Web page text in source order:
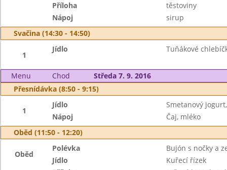
Příloha
těstoviny
Nápoj
sirup
Svačina (14:30 - 14:50)
1
Jídlo Tuňákové
Menu Chod
Středa 7. 9. 2016
Přesnídávka (8:50 - 9:15)
1
Jídlo
Smetanový
Nápoj
Čaj, mléko
Oběd (11:50 - 12:20)
Oběd
Polévka
Bujón s nočky a
Jídlo
Kuřecí řízek